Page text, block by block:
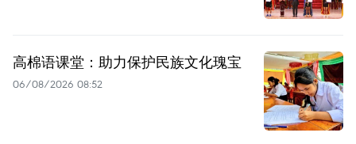
高棉语课堂：助力保护民族文化瑰宝
06/08/2026 08:52